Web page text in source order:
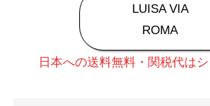
LUISA VIA
ROMA
日本への送料無料・関税代はシ